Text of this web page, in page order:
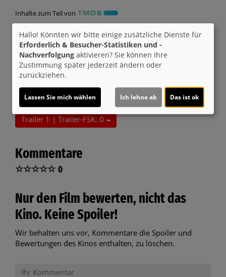
Inhalte zum Teil von
© CINEPROG ...macht Lust auf Ihr Kino!
Möchten Sie von Youtube (Trailer ansehen)
bereitgestellte externe Inhalte laden?
Trailer 1 | Trailer-FSK: 0
Kommentare
☆☆☆☆☆ 0
Nur den Film bewerten, nicht das
Kino. Keine Spoiler!
Wir behalten uns vor, Kommentare die Spoiler und
Bewertungen des Kinos enthalten, zu löschen.
Hallo! Könnten wir bitte einige zusätzliche Dienste für
Erforderlich & Besucher-Statistiken und -
Nachverfolgung aktivieren? Sie können Ihre
Zustimmung später jederzeit ändern oder
zurückziehen.
Lassen Sie mich wählen Ich lehne ab Das ist ok